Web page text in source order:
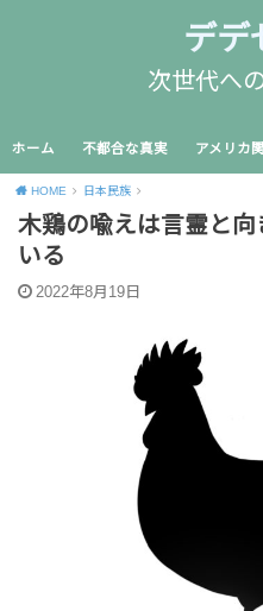
デデ
次世代へ
ホーム 不都合な真実 アメリカ
HOME 日本民族
木鶏の喩えは言霊と
いる
2022年8月19日